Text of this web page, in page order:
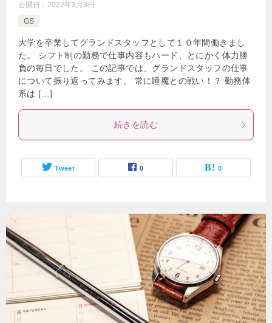
公開日： 2022年3月3日
GS
大学を卒業してグランドスタッフとして１０年間働きまし
た。 シフト制の勤務で仕事内容もハード、とにかく体力勝
負の毎日でした。 この記事では、グランドスタッフの仕事
について振り返ってみます。 常に睡魔との戦い！？ 勤務体
系は […]
続きを読む
Tweet 0 0